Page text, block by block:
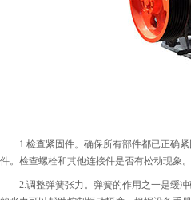
1.检查紧固件。确保所有部件都已正确紧
件。检查螺栓和其他连接件是否有松动现象。
2.调整弹簧张力。弹簧的作用之一是缓冲